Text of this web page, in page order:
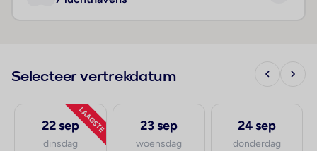
Selecteer vertrekdatum
LAAGSTE
22 sep
dinsdag
23 sep
woensdag
24 sep
donderdag